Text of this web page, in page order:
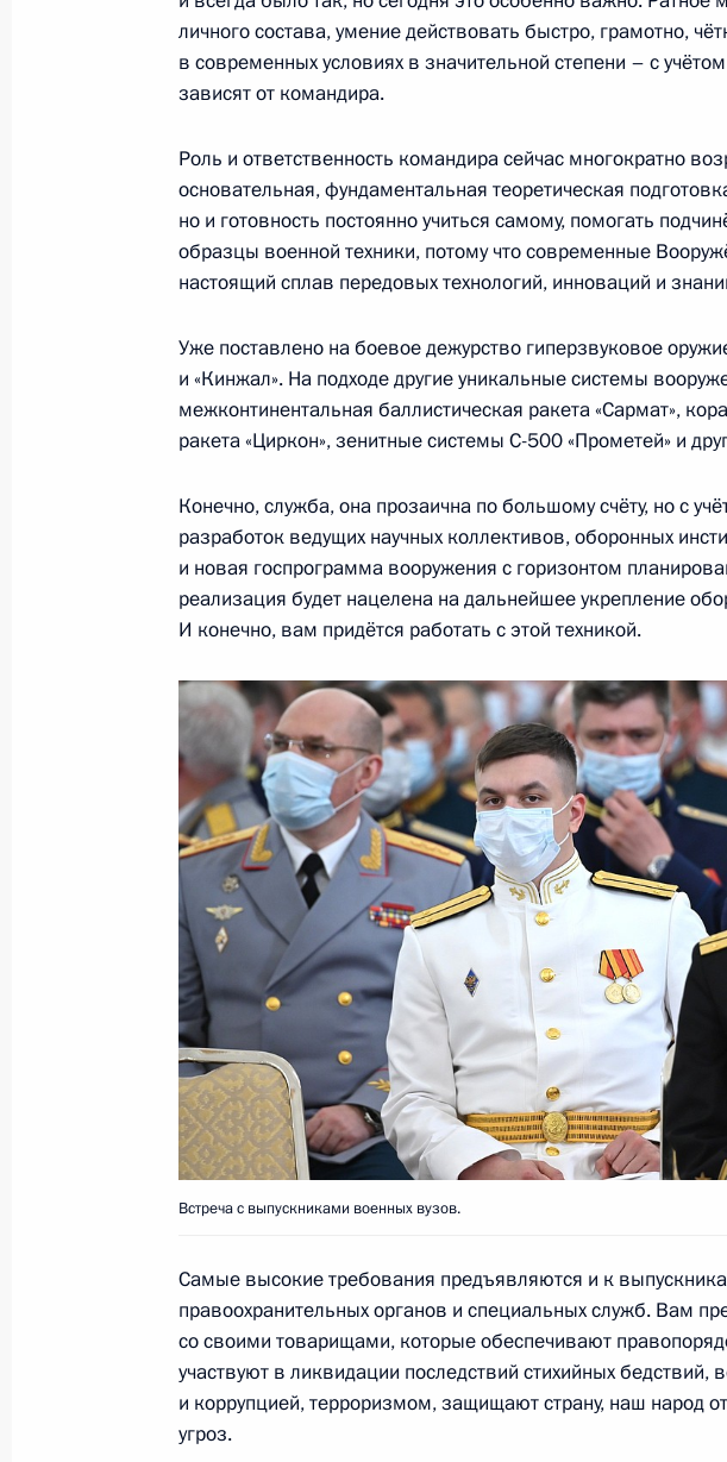
29 июня 2021 года, 19:30 Москва, Кремль
Александром Лукашенко в режиме видеоконференции
участие в пленарном заседании восьмого Форума
России и Белоруссии
29 июня 2021 года, 15:00
30 июня состоится встреча Владимира Путина с
Президентом Казахстана Нурсултаном Назарбаевым
29 июня 2021 года, 12:05
Телефонный разговор с Президентом Туркменистана
Бердымухамедовым
29 июня 2021 года, 11:00
28 июня 2021 года, понедельник
Встреча с выпускниками военных вузов
28 июня 2021 года, 14:00 Москва, Кремль
Беседа с Председателем КНР Си Цзиньпином
28 июня 2021 года, 13:30 Москва, Кремль
25 июня 2021 года, пятница
Телефонный разговор с Эмиром Катара Тамимом Бен
Аль Тани
25 июня 2021 года, 16:45
28 июня состоится беседа Владимира Путина с
КНР Си Цзиньпином
25 июня 2021 года, 15:00
личного состава, умение действовать быстро, грамотно,
в современных условиях в значительной степени – с
зависят от командира.
Роль и ответственность командира сейчас многократно
основательная, фундаментальная теоретическая
но и готовность постоянно учиться самому, помогать
образцы военной техники, потому что современные
настоящий сплав передовых технологий, инноваций и
Уже поставлено на боевое дежурство гиперзвуковое
и «Кинжал». На подходе другие уникальные системы
межконтинентальная баллистическая ракета «Сармат»,
ракета «Циркон», зенитные системы С-500 «Прометей» и
Конечно, служба, она прозаична по большому счёту, но с
разработок ведущих научных коллективов, оборонных
и новая госпрограмма вооружения с горизонтом
реализация будет нацелена на дальнейшее укрепление
И конечно, вам придётся работать с этой техникой.
Встреча с выпускниками военных вузов.
Самые высокие требования предъявляются и к
правоохранительных органов и специальных служб. Вам
со своими товарищами, которые обеспечивают
участвуют в ликвидации последствий стихийных бедствий,
и коррупцией, терроризмом, защищают страну, наш народ
угроз.